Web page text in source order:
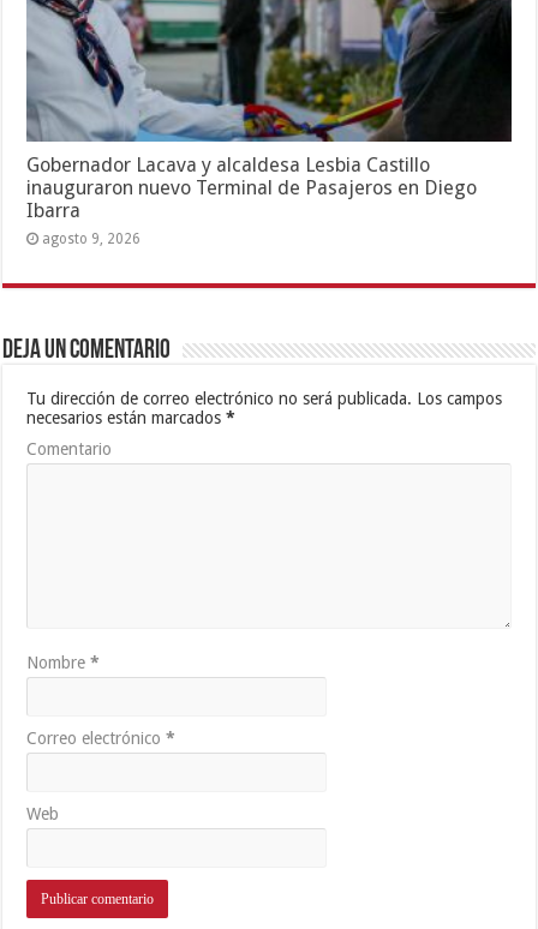
Gobernador Lacava y alcaldesa Lesbia Castillo
inauguraron nuevo Terminal de Pasajeros en Diego
Ibarra
agosto 9, 2026
Deja un comentario
Tu dirección de correo electrónico no será publicada. Los campos
necesarios están marcados*
Comentario
Nombre*
Correo electrónico*
Web